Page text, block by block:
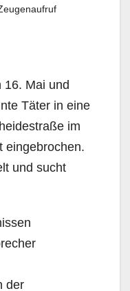
16. Mai und
Täter in eine
im
eingebrochen.
und sucht
der